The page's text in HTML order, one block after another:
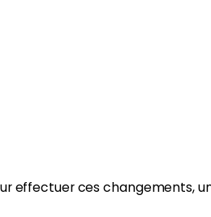
effectuer ces changements,